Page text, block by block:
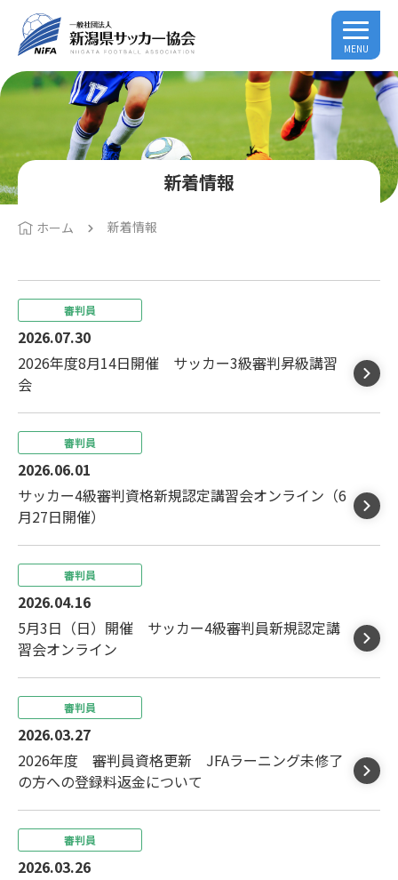
MENU
新着情報
ホーム 新着情報
審判員
2026.07.30
2026年度8月14日開催 サッカー3級審判昇級講習
会
審判員
2026.06.01
サッカー4級審判資格新規認定講習会オンライン（6
月27日開催）
審判員
2026.04.16
5月3日（日）開催 サッカー4級審判員新規認定講
習会オンライン
審判員
2026.03.27
2026年度 審判員資格更新 JFAラーニング未修了
の方への登録料返金について
審判員
2026.03.26